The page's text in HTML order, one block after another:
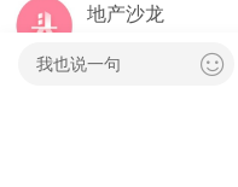
地产沙龙
我也说一句